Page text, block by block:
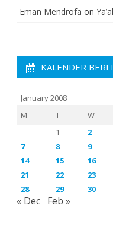
Eman Mendrofa on
KALENDER
January 2008
M
T W
1
2
7
8 9
14
15 16
21
22 23
28
29 30
« Dec Feb »